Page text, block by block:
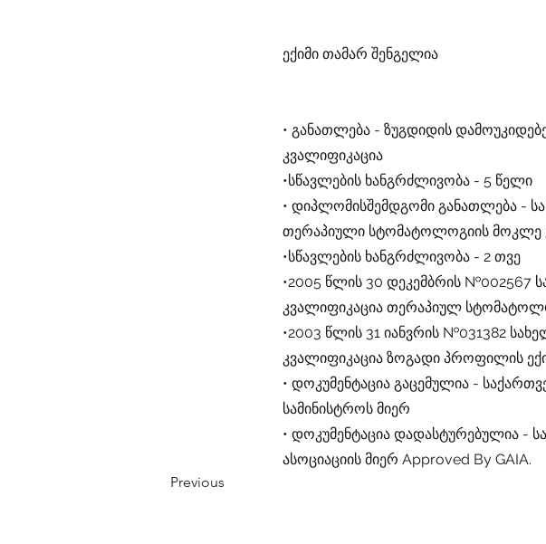
ექიმი თამარ შენგელია
• განათლება - ზუგდიდის
კვალიფიკაცია
•სწავლების ხანგრძლივობა - 5 წელი
• დიპლომისშემდგომი განათლება -
თერაპიული სტომატოლოგიის მოკლე
•სწავლების ხანგრძლივობა - 2 თვე
•2005 წლის 30 დეკემბრის №002567
კვალიფიკაცია თერაპიულ
•2003 წლის 31 იანვრის №031382
კვალიფიკაცია ზოგადი პროფილის
• დოკუმენტაცია გაცემულია -
სამინისტროს მიერ
• დოკუმენტაცია დადასტურებულია -
ასოციაციის მიერ Approved By GAIA.
Previous